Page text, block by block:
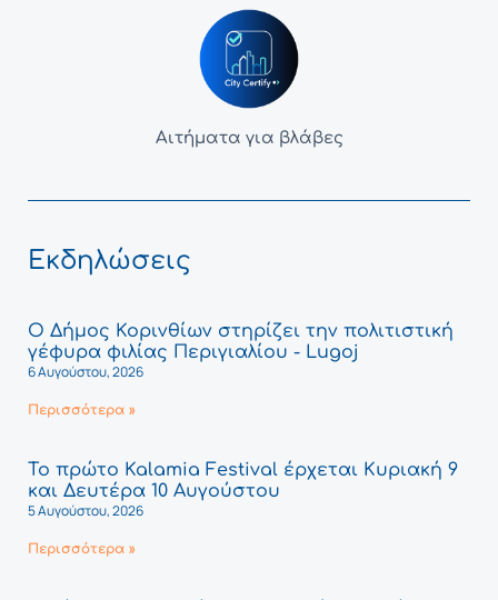
Αιτήματα για βλάβες
Εκδηλώσεις
Ο Δήμος Κορινθίων στηρίζει την πολιτιστική
γέφυρα φιλίας Περιγιαλίου - Lugoj
6 Αυγούστου, 2026
Περισσότερα »
Το πρώτο Kalamia Festival έρχεται Κυριακή 9
και Δευτέρα 10 Αυγούστου
5 Αυγούστου, 2026
Περισσότερα »